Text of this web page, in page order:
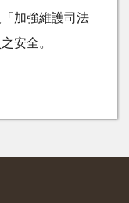
加強維護司法
安全。